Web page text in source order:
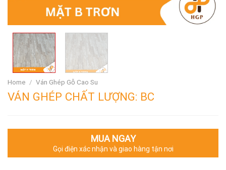
Home / Ván Ghép Gỗ Cao Su
VÁN GHÉP CHẤT LƯỢNG: BC
MUA NGAY
Gọi điện xác nhận và giao hàng tận nơi